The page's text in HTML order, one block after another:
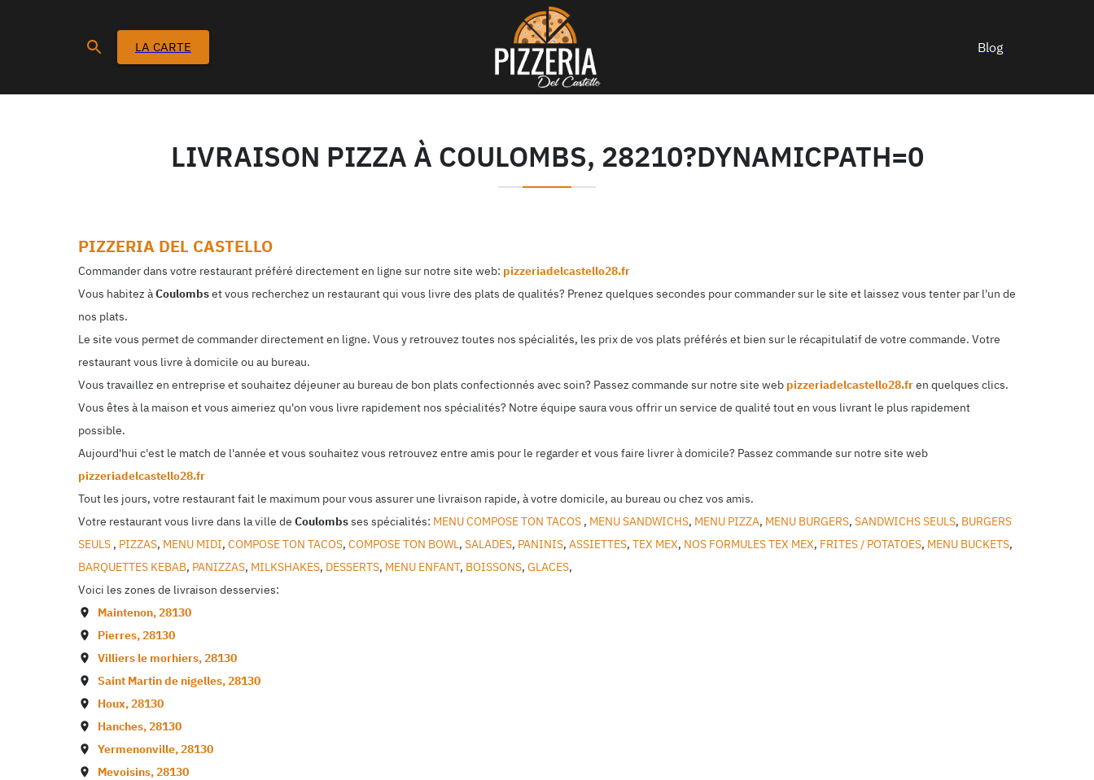
LA CARTE Blog
LIVRAISON PIZZA À COULOMBS, 28210?DYNAMICPATH=0
PIZZERIA DEL CASTELLO
Commander dans votre restaurant préféré directement en ligne sur notre site web: pizzeriadelcastello28.fr
Vous habitez àCoulombset vous recherchez un restaurant qui vous livre des plats de qualités? Prenez quelques secondes pour commander sur le site et laissez vous tenter par l'un de
nos plats.
Le site vous permet de commander directement en ligne. Vous y retrouvez toutes nos spécialités, les prix de vos plats préférés et bien sur le récapitulatif de votre commande. Votre
restaurant vous livre à domicile ou au bureau.
Vous travaillez en entreprise et souhaitez déjeuner au bureau de bon plats confectionnés avec soin? Passez commande sur notre site web pizzeriadelcastello28.fren quelques clics.
Vous êtes à la maison et vous aimeriez qu'on vous livre rapidement nos spécialités? Notre équipe saura vous offrir un service de qualité tout en vous livrant le plus rapidement
possible.
Aujourd'hui c'est le match de l'année et vous souhaitez vous retrouvez entre amis pour le regarder et vous faire livrer à domicile? Passez commande sur notre site web
pizzeriadelcastello28.fr
Tout les jours, votre restaurant fait le maximum pour vous assurer une livraison rapide, à votre domicile, au bureau ou chez vos amis.
Votre restaurant vous livre dans la ville de Coulombsses spécialités: MENU COMPOSE TON TACOS , MENU SANDWICHS, MENU PIZZA, MENU BURGERS, SANDWICHS SEULS, BURGERS
SEULS , PIZZAS, MENU MIDI, COMPOSE TON TACOS, COMPOSE TON BOWL, SALADES, PANINIS, ASSIETTES, TEX MEX, NOS FORMULES TEX MEX, FRITES / POTATOES, MENU BUCKETS,
BARQUETTES KEBAB, PANIZZAS, MILKSHAKES, DESSERTS, MENU ENFANT, BOISSONS, GLACES,
Voici les zones de livraison desservies:
Maintenon,28130
Pierres,28130
Villiers le morhiers,28130
Saint Martin de nigelles,28130
Houx,28130
Hanches,28130
Yermenonville,28130
Mevoisins,28130